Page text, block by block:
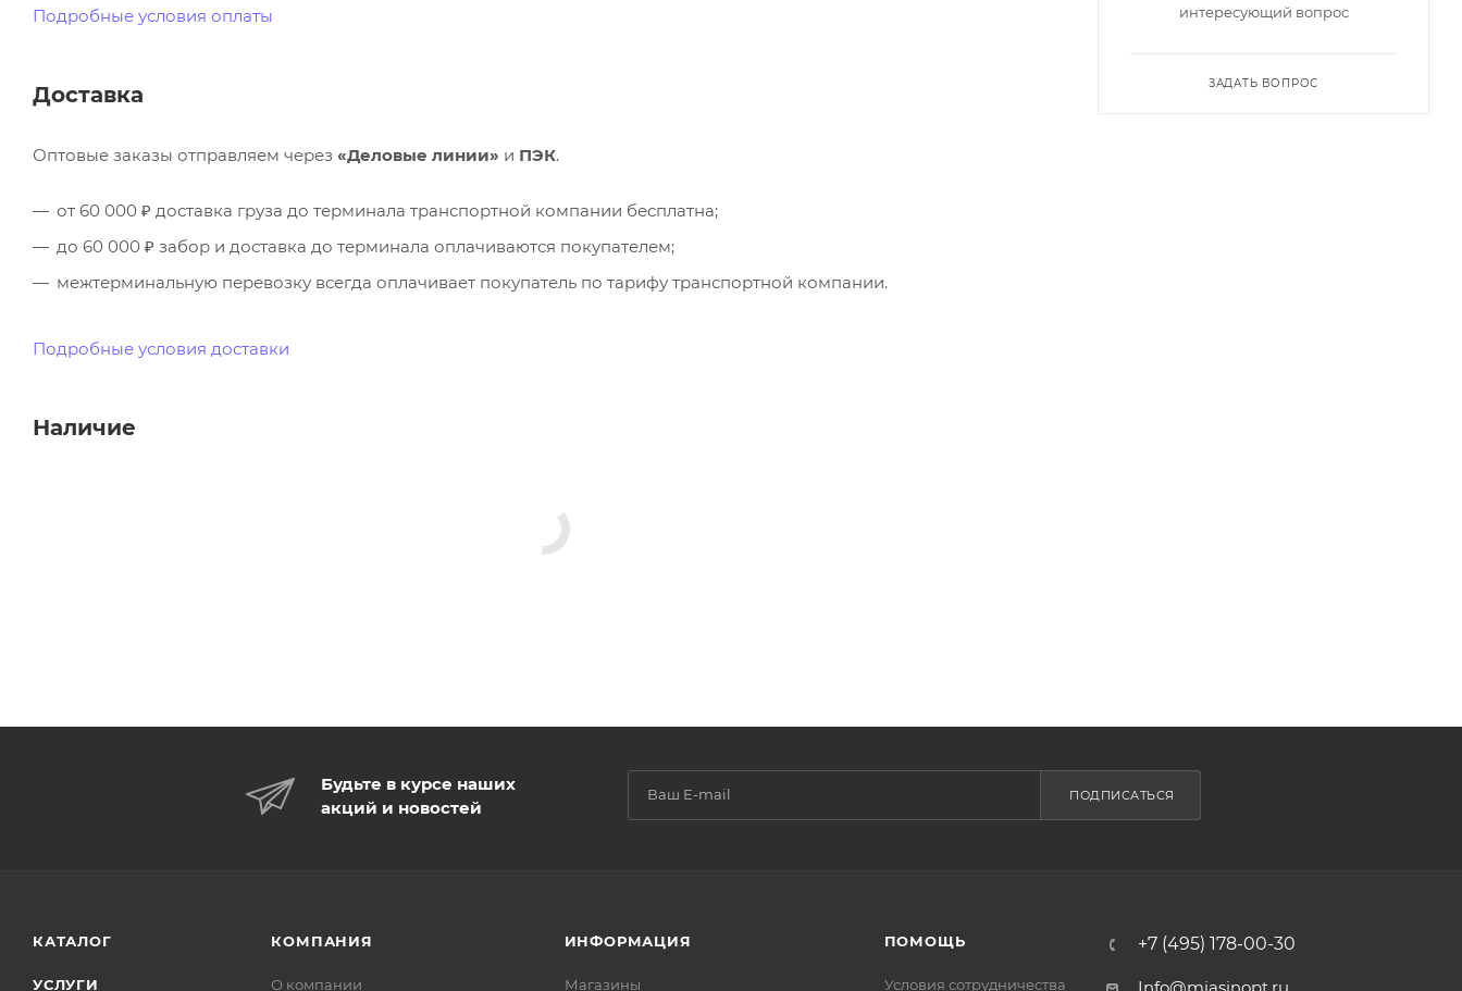
Подробные условия оплаты
Доставка
Оптовые заказы отправляем через «Деловые линии» и ПЭК.
от 60 000 ₽ доставка груза до терминала транспортной компании бесплатна;
до 60 000 ₽ забор и доставка до терминала оплачиваются покупателем;
межтерминальную перевозку всегда оплачивает покупатель по тарифу транспортной компании.
Подробные условия доставки
Наличие
интересующий вопрос
ЗАДАТЬ ВОПРОС
Будьте в курсе наших
акций и новостей
ПОДПИСАТЬСЯ
КАТАЛОГ
УСЛУГИ
КОМПАНИЯ
О компании
ИНФОРМАЦИЯ
Магазины
ПОМОЩЬ
Условия сотрудничества
+7 (495) 178-00-30